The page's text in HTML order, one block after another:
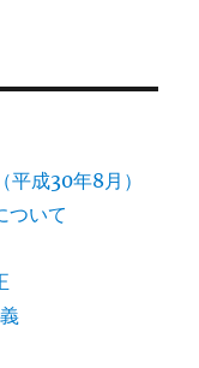
平成30年8月）
ついて